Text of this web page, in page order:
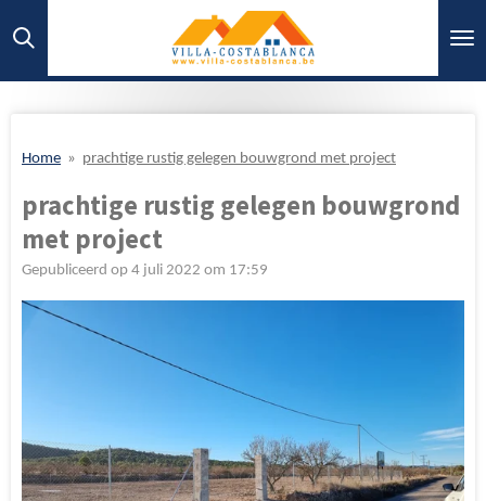
direct
Home » prachtige rustig gelegen bouwgrond met project
prachtige rustig gelegen bouwgrond
met project
Gepubliceerd op 4 juli 2022 om 17:59